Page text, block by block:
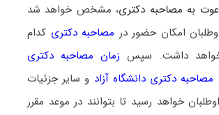
به مصاحبه دکتری، مشخص خواهد شد
امکان حضور در مصاحبه دکتری کدام
خواهد داشت. سپس زمان مصاحبه دکتری
مصاحبه دکتری دانشگاه آزاد و سایر جزئیات
خواهد رسید تا بتوانند در موعد مقرر